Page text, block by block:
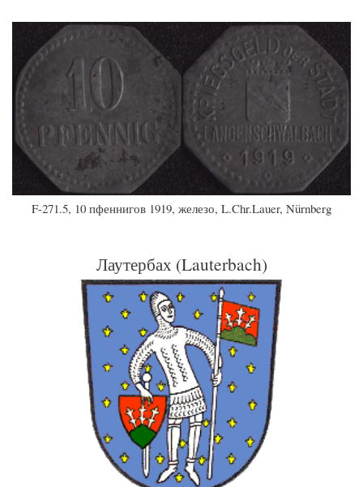
F-271.5, 10 пфеннигов 1919, железо, L.Chr.Lauer, Nürnberg
Лаутербах (Lauterbach)